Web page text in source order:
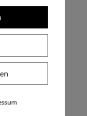
von
enthalten
Ein Cookie
nach